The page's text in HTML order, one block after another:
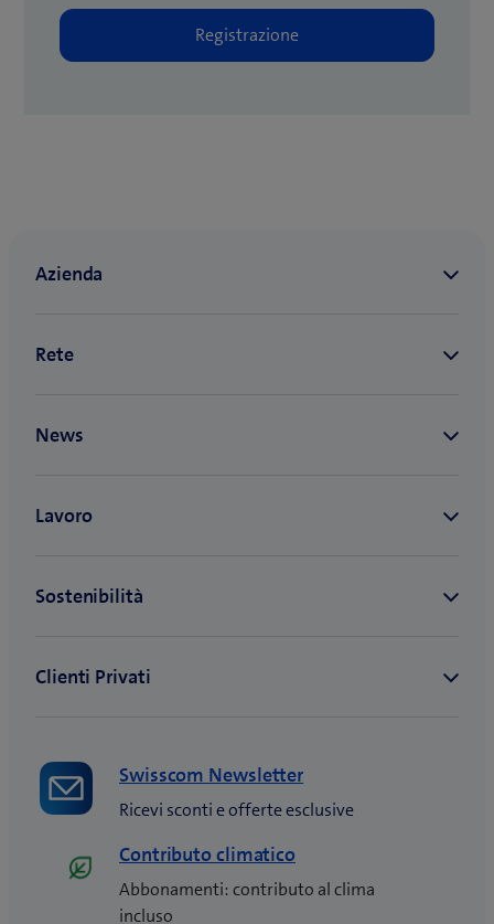
Swisscom Newsletter
Ricevi sconti e offerte esclusive
Contributo climatico
Abbonamenti: contributo al clima
incluso